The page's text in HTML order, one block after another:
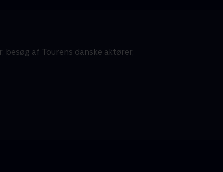
af Tourens danske aktører,